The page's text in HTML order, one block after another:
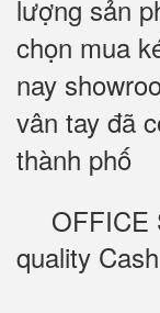
lượng sản
chọn mua
nay
vân tay đã
thành phố
OFFICE
quality